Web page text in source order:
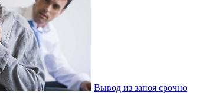
Вывод из запоя срочно